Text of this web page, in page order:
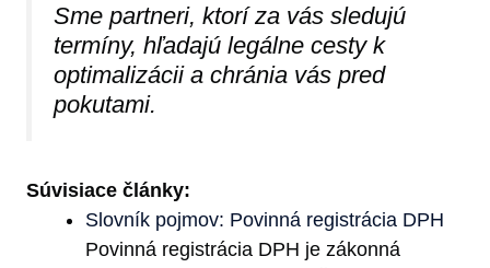
Sme partneri, ktorí za vás sledujú
termíny, hľadajú legálne cesty k
optimalizácii a chránia vás pred
pokutami.
Súvisiace články:
Slovník pojmov: Povinná registrácia DPH
Povinná registrácia DPH je zákonná